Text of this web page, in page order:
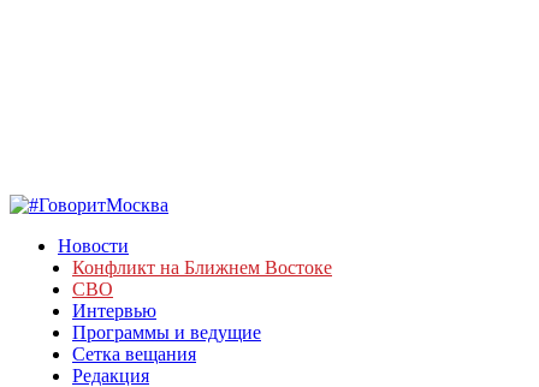
Новости
Конфликт на Ближнем Востоке
СВО
Интервью
Программы и ведущие
Сетка вещания
Редакция